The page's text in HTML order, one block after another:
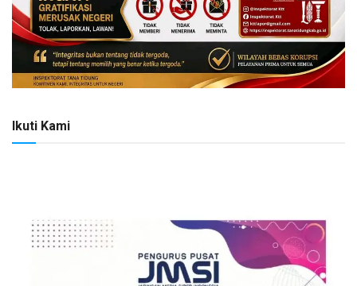
Ikuti Kami